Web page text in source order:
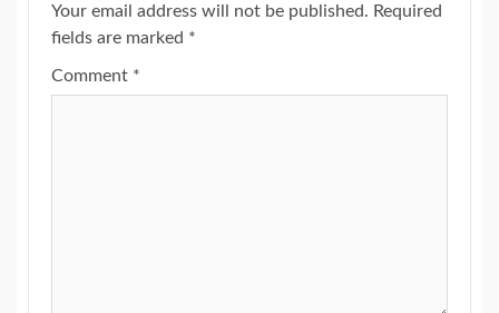
Your email address will not be published. Required
fields are marked *
Comment *